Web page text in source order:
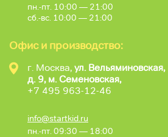
пн.-пт. 10:00 — 21:00
сб.-вс. 10:00 — 21:00
Офис и производство:
г. Москва, ул. Вельяминовская,
д. 9, м. Семеновская,
+7 495 963-12-46
info@startkid.ru
пн.-пт. 09:30 — 18:00